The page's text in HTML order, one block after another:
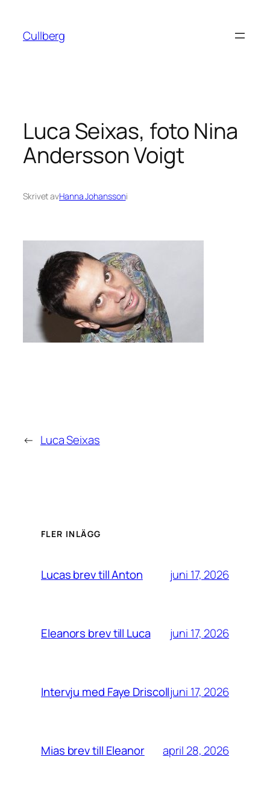
innehåll
Cullberg
Luca Seixas, foto Nina
Andersson Voigt
Skrivet avHanna Johanssoni
← Luca Seixas
FLER INLÄGG
Lucas brev till Anton juni 17, 2026
Eleanors brev till Luca juni 17, 2026
Intervju med Faye Driscolljuni 17, 2026
Mias brev till Eleanor april 28, 2026